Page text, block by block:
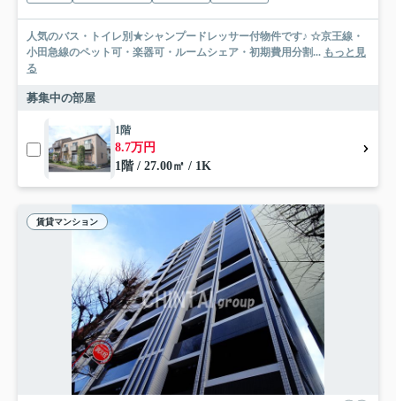
人気のバス・トイレ別★シャンプードレッサー付物件です♪ ☆京王線・
小田急線のペット可・楽器可・ルームシェア・初期費用分割... もっと見
る
募集中の部屋
1階
8.7万円
1階 / 27.00㎡ / 1K
賃貸マンション